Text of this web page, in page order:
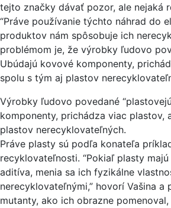
tejto značky dávať pozor, ale nejaká
“Práve používanie týchto náhrad do
produktov nám spôsobuje ich
problémom je, že výrobky ľudovo
Ubúdajú kovové komponenty,
spolu s tým aj plastov
Výrobky ľudovo povedané
komponenty, prichádza viac plastov,
plastov nerecyklovateľných.
Práve plasty sú podľa konateľa
recyklovateľnosti. “Pokiaľ plasty
aditíva, menia sa ich fyzikálne
nerecyklovateľnými,” hovorí Vašina a
mutanty, ako ich obrazne